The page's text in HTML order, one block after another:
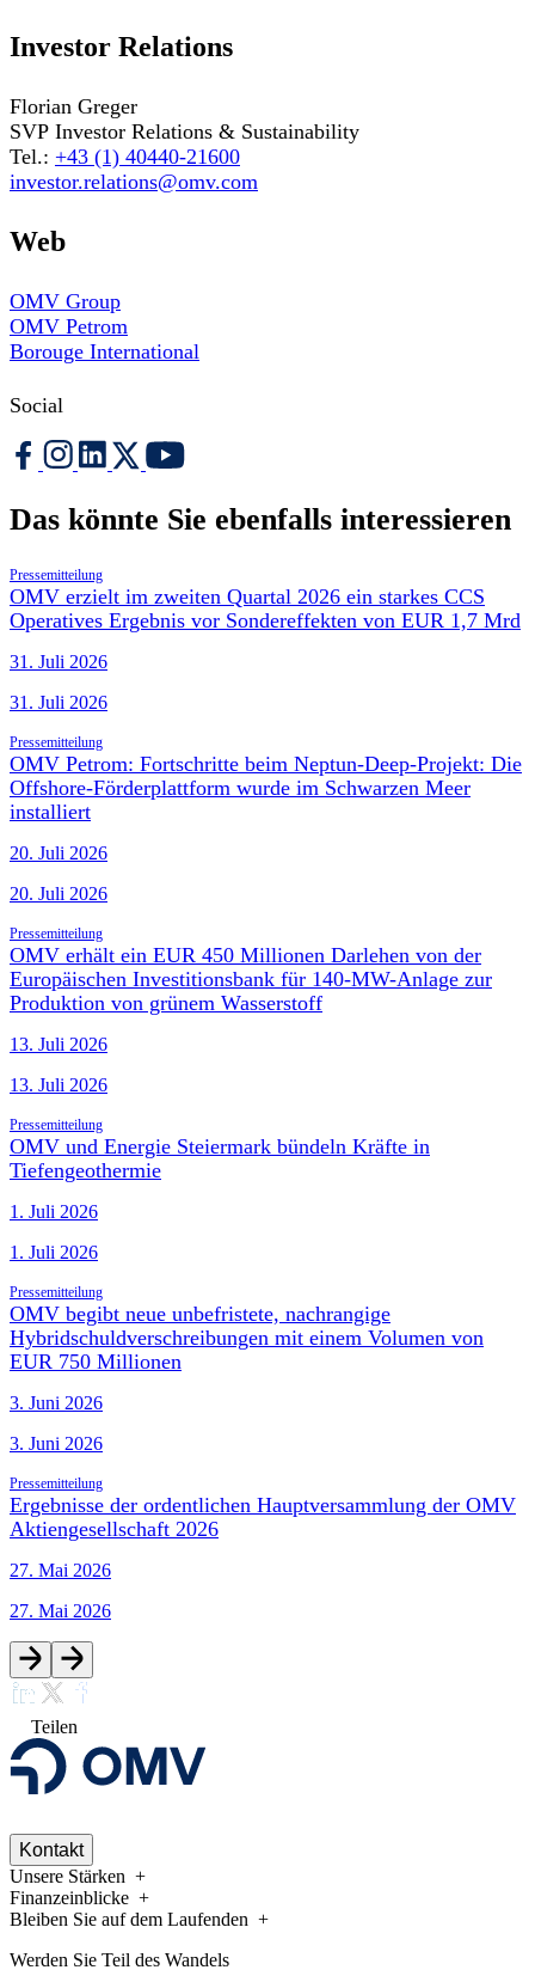
Investor Relations
Florian Greger
SVP Investor Relations & Sustainability
Tel.: +43 (1) 40440-21600
investor.relations@omv.com
Web
OMV Group
OMV Petrom
Borouge International
Social
Das könnte Sie ebenfalls interessieren
Pressemitteilung
OMV erzielt im zweiten Quartal 2026 ein starkes CCS
Operatives Ergebnis vor Sondereffekten von EUR 1,7 Mrd
31. Juli 2026
31. Juli 2026
Pressemitteilung
OMV Petrom: Fortschritte beim Neptun-Deep-Projekt: Die
Offshore-Förderplattform wurde im Schwarzen Meer
installiert
20. Juli 2026
20. Juli 2026
Pressemitteilung
OMV erhält ein EUR 450 Millionen Darlehen von der
Europäischen Investitionsbank für 140-MW-Anlage zur
Produktion von grünem Wasserstoff
13. Juli 2026
13. Juli 2026
Pressemitteilung
OMV und Energie Steiermark bündeln Kräfte in
Tiefengeothermie
1. Juli 2026
1. Juli 2026
Pressemitteilung
OMV begibt neue unbefristete, nachrangige
Hybridschuldverschreibungen mit einem Volumen von
EUR 750 Millionen
3. Juni 2026
3. Juni 2026
Pressemitteilung
Ergebnisse der ordentlichen Hauptversammlung der OMV
Aktiengesellschaft 2026
27. Mai 2026
27. Mai 2026
Teilen
Kontakt
Unsere Stärken
Finanzeinblicke
Bleiben Sie auf dem Laufenden
Werden Sie Teil des Wandels